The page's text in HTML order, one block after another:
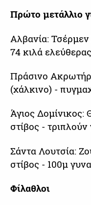
Πρώτο μετάλλιο
Αλβανία:
74 κιλά
Πράσινο
(χάλκινο) -
Άγιος
στίβος -
Σάντα Λουτσία:
στίβος - 100μ
Φίλαθλοι